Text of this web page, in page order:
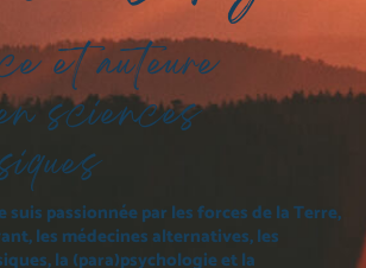
et auteure
sciences
suis passionnée par les forces de la Terre,
les médecines alternatives, les
la (para)psychologie et la